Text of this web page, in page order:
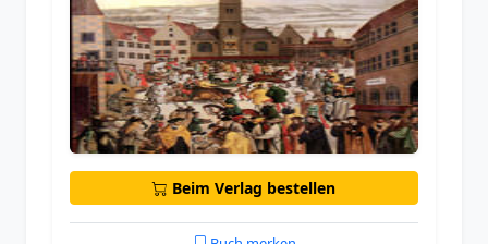
Beim Verlag bestellen